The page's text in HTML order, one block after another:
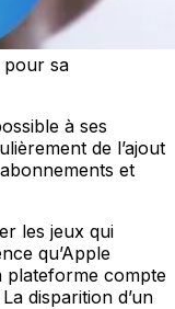
pour sa
à ses
de l’ajout
et
les jeux qui
qu’Apple
plateforme compte
disparition d’un